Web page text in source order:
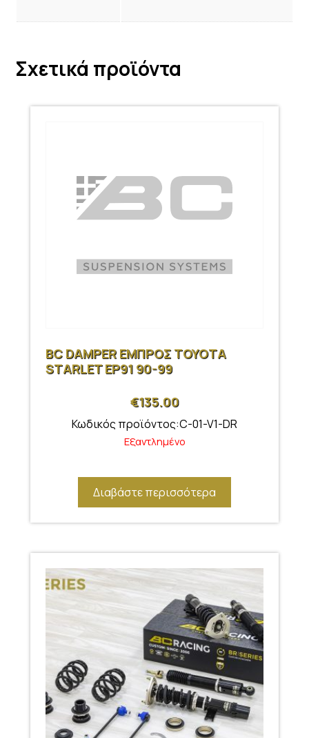
Σχετικά προϊόντα
BC DAMPER ΕΜΠΡΟΣ TOYOTA
STARLET EP91 90-99
€135.00
Κωδικός προϊόντος:C-01-V1-DR
Εξαντλημένο
Διαβάστε περισσότερα